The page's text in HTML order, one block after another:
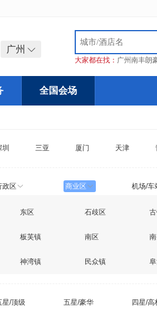
广州
大家都在找： 广州南丰朗
全国会场
圳 三亚 厦门 天津
政区 商业区 机场/车
东区 石歧区
板芙镇 南区
神湾镇 民众镇
星/顶级 五星/豪华 四星/高